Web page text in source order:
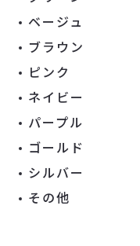
ベージュ
ブラウン
ピンク
ネイビー
パープル
ゴールド
シルバー
その他